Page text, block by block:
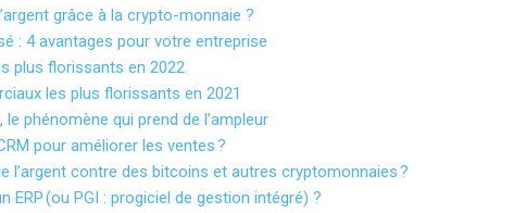
grâce à la crypto-monnaie ?
: 4 avantages pour votre entreprise
plus florissants en 2022
les plus florissants en 2021
phénomène qui prend de l’ampleur
pour améliorer les ventes ?
l’argent contre des bitcoins et autres cryptomonnaies ?
ERP (ou PGI : progiciel de gestion intégré) ?